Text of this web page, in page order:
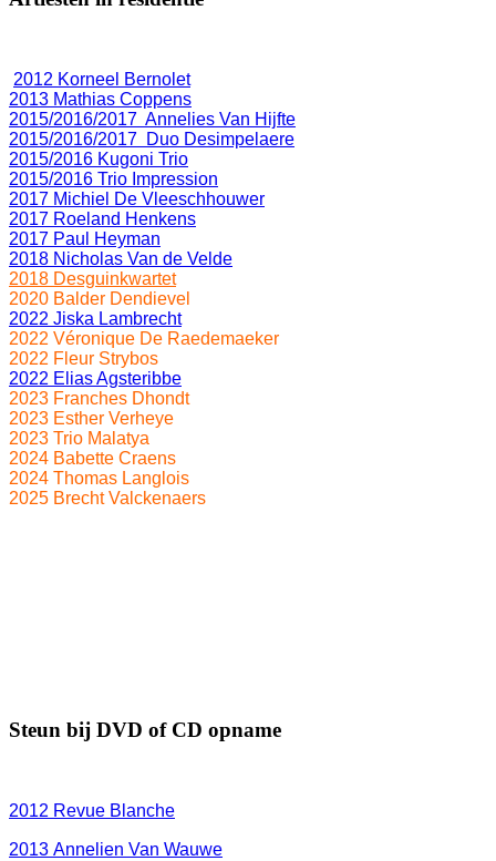
2012 Korneel Bernolet
2013 Mathias Coppens
2015/2016/2017 Annelies Van Hijfte
2015/2016/2017 Duo Desimpelaere
2015/2016 Kugoni Trio
2015/2016 Trio Impression
2017 Michiel De Vleeschhouwer
2017 Roeland Henkens
2017 Paul Heyman
2018 Nicholas Van de Velde
2018 Desguinkwartet
2020 Balder Dendievel
2022 Jiska Lambrecht
2022 Véronique De Raedemaeker
2022 Fleur Strybos
2022 Elias Agsteribbe
2023 Franches Dhondt
2023 Esther Verheye
2023 Trio Malatya
2024 Babette Craens
2024 Thomas Langlois
2025 Brecht Valckenaers
Steun bij DVD of CD opname
2012 Revue Blanche
2013 Annelien Van Wauwe